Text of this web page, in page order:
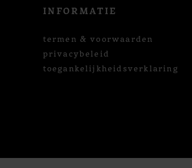
INFORMATIE
termen & voorwaarden
privacybeleid
toegankelijkheidsverklaring